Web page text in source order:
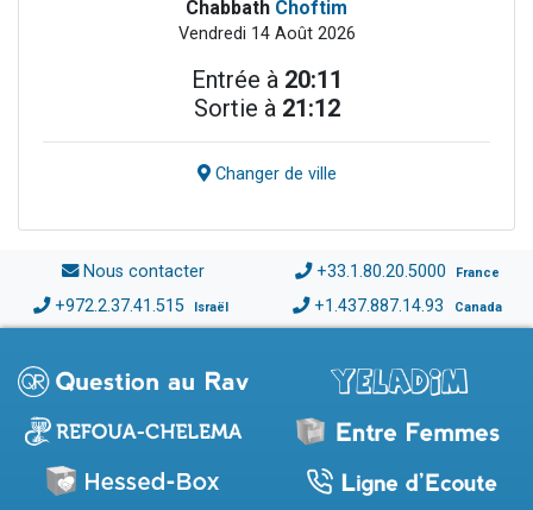
Chabbath Choftim
Vendredi 14 Août 2026
Entrée à 20:11
Sortie à 21:12
Changer de ville
Nous contacter +33.1.80.20.5000 France
+972.2.37.41.515 Israël +1.437.887.14.93 Canada